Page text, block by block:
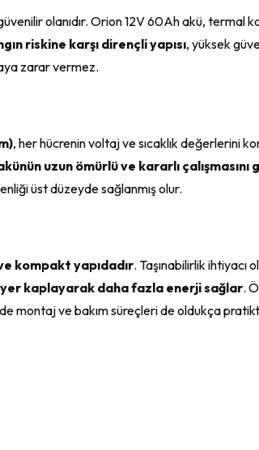
olanıdır. Orion 12V 60Ah akü, termal
riskine karşı dirençli yapısı, yüksek
zarar vermez.
, her hücrenin voltaj ve sıcaklık değerlerini
uzun ömürlü ve kararlı
üst düzeyde sağlanmış olur.
kompakt yapıdadır. Taşınabilirlik
kaplayarak daha fazla enerji sağlar.
montaj ve bakım süreçleri de oldukça